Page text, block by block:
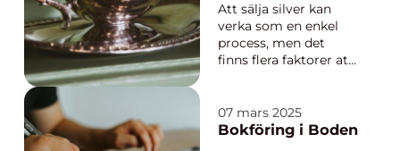
Att sälja silver kan
verka som en enkel
process, men det
finns flera faktorer att
få en rättvis värdering.
Oavsett om det
07 mars 2025
Bokföring i Boden